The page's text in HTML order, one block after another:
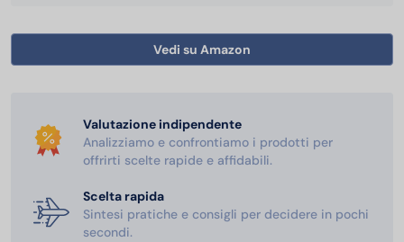
Vedi su Amazon
Valutazione indipendente
Analizziamo e confrontiamo i prodotti per
offrirti scelte rapide e affidabili.
Scelta rapida
Sintesi pratiche e consigli per decidere in pochi
secondi.